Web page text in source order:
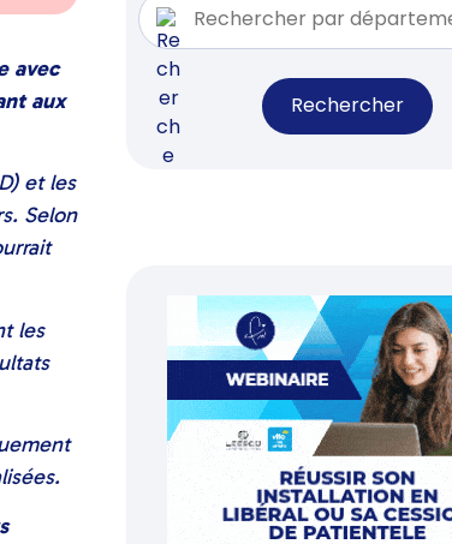
avec
aux
et les
Selon
les